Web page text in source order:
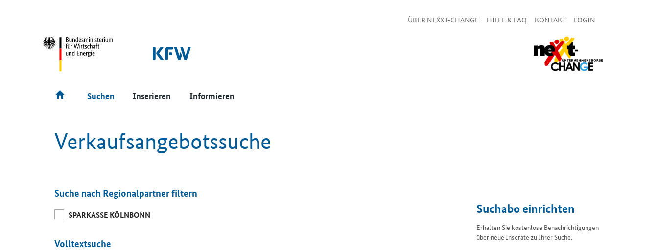
ÜBER NEXXT-CHANGE HILFE & FAQ KONTAKT LOGIN
Suchen Inserieren Informieren
Verkaufsangebotssuche
Suche nach Regionalpartner filtern
SPARKASSE KÖLNBONN
Volltextsuche
Suchabo einrichten
Erhalten Sie kostenlose Benachrichtigungen
über neue Inserate zu Ihrer Suche.